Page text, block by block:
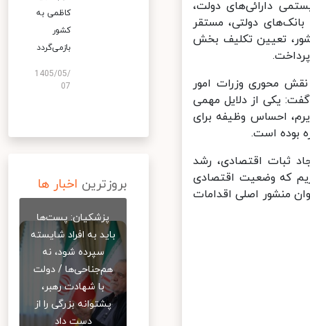
دارائی‌های دولت،
دولتی، مستقر
‌تعیین تکلیف بخش
محوری وزرات امور
یکی از دلایل مهمی
احساس وظیفه برای
بوده است.
در دوره جدید در ۴ محور ایجاد ثبات اقتصادی، رشد
که وضعیت اقتصادی
منشور اصلی اقدامات
کاظمی به
کشور
بازمی‌گردد
1405/05/
07
بروزترین اخبار ها
پزشکیان: پست‌ها
باید به افراد شایسته
سپرده شود، نه
هم‌جناحی‌ها / دولت
با شهادت رهبر،
پشتوانه بزرگی را از
دست داد